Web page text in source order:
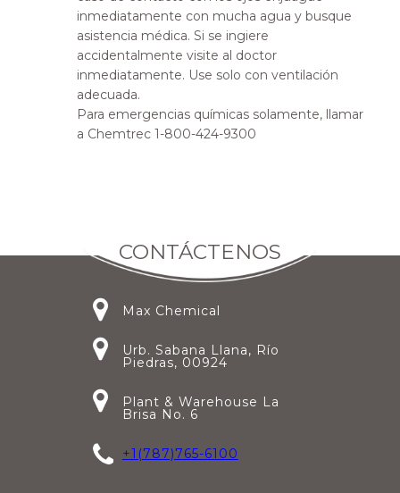
inmediatamente con mucha agua y busque
asistencia médica. Si se ingiere
accidentalmente visite al doctor
inmediatamente. Use solo con ventilación
adecuada.
Para emergencias químicas solamente, llamar
a Chemtrec 1-800-424-9300
CONTÁCTENOS
Max Chemical
Urb. Sabana Llana, Río
Piedras, 00924
Plant & Warehouse La
Brisa No. 6
+1(787)765-6100